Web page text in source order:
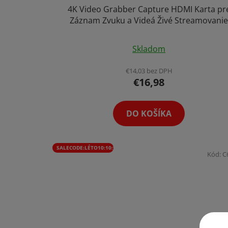
4K Video Grabber Capture HDMI Karta
Záznam Zvuku a Videá Živé Streamovanie
hodnotenie
produktu
je
z
Skladom
€14,03 bez DPH
€16,98
DO KOŠÍKA
SALECODE:LÉTO10:10:%
Kód: